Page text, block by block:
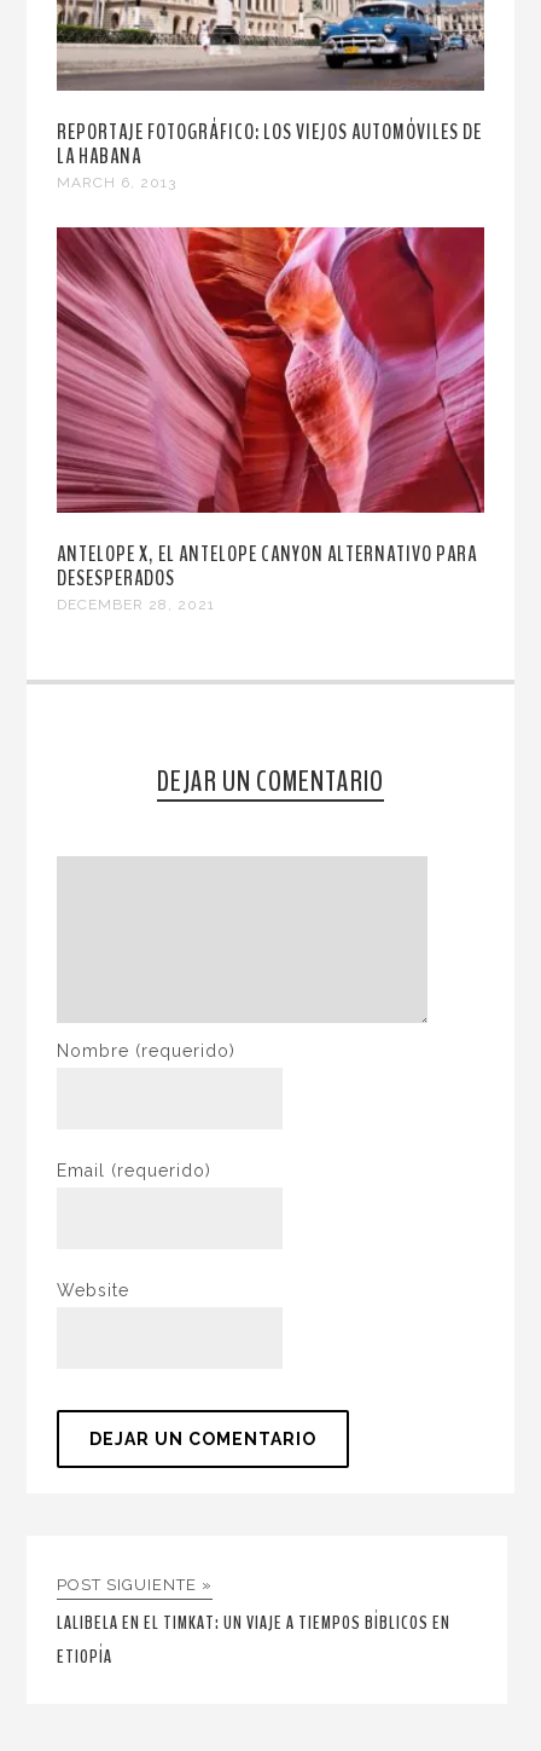
REPORTAJE FOTOGRÁFICO: LOS VIEJOS AUTOMÓVILES DE
LA HABANA
MARCH 6, 2013
ANTELOPE X, EL ANTELOPE CANYON ALTERNATIVO PARA
DESESPERADOS
DECEMBER 28, 2021
DEJAR UN COMENTARIO
Nombre (requerido)
Email (requerido)
Website
POST SIGUIENTE »
LALIBELA EN EL TIMKAT: UN VIAJE A TIEMPOS BÍBLICOS EN
ETIOPÍA